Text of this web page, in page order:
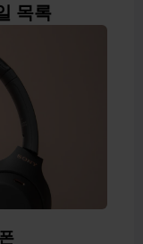
목록